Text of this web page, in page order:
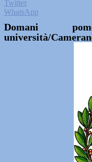
Twitter
WhatsApp
Domani
università/